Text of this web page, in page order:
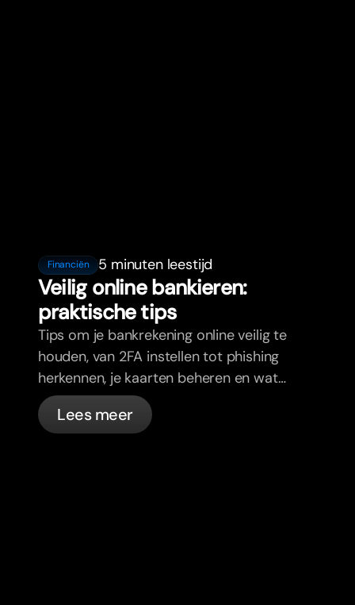
Financiën 5 minuten leestijd
Veilig online bankieren:
praktische tips
Tips om je bankrekening online veilig te
houden, van 2FA instellen tot phishing
herkennen, je kaarten beheren en wat
bunq automatisch voor je regelt.
Lees meer